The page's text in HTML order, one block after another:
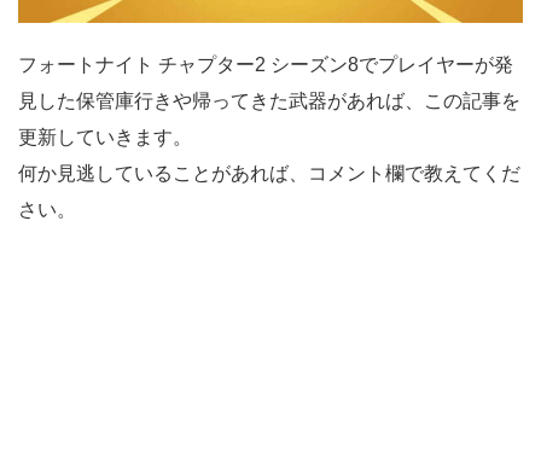
フォートナイト チャプター2 シーズン8でプレイヤーが発
見した保管庫行きや帰ってきた武器があれば、この記事を
更新していきます。
何か見逃していることがあれば、コメント欄で教えてくだ
さい。